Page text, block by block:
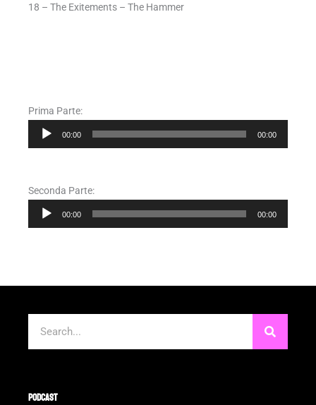
18 – The Exitements – The Hammer
Prima Parte:
Audio
00:00 00:00
Seconda Parte:
Audio
Player
00:00 00:00
Podcast